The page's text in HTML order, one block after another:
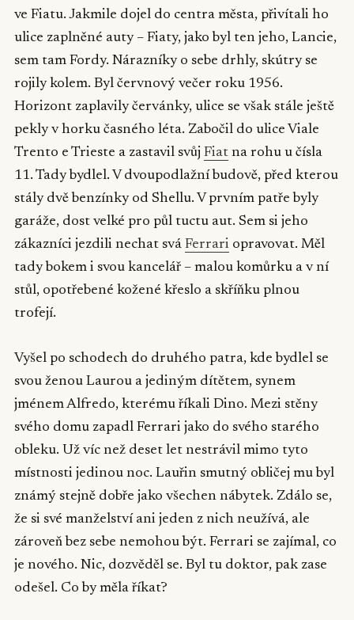
ve Fiatu. Jakmile dojel do centra města, přivítali ho
ulice zaplněné auty – Fiaty, jako byl ten jeho, Lancie,
sem tam Fordy. Nárazníky o sebe drhly, skútry se
rojily kolem. Byl červnový večer roku 1956.
Horizont zaplavily červánky, ulice se však stále ještě
pekly v horku časného léta. Zabočil do ulice Viale
Trento e Trieste a zastavil svůj Fiat na rohu u čísla
11. Tady bydlel. V dvoupodlažní budově, před kterou
stály dvě benzínky od Shellu. V prvním patře byly
garáže, dost velké pro půl tuctu aut. Sem si jeho
zákazníci jezdili nechat svá Ferrari opravovat. Měl
tady bokem i svou kancelář – malou komůrku a v ní
stůl, opotřebené kožené křeslo a skříňku plnou
trofejí.
Vyšel po schodech do druhého patra, kde bydlel se
svou ženou Laurou a jediným dítětem, synem
jménem Alfredo, kterému říkali Dino. Mezi stěny
svého domu zapadl Ferrari jako do svého starého
obleku. Už víc než deset let nestrávil mimo tyto
místnosti jedinou noc. Lauřin smutný obličej mu byl
známý stejně dobře jako všechen nábytek. Zdálo se,
že si své manželství ani jeden z nich neužívá, ale
zároveň bez sebe nemohou být. Ferrari se zajímal, co
je nového. Nic, dozvěděl se. Byl tu doktor, pak zase
odešel. Co by měla říkat?